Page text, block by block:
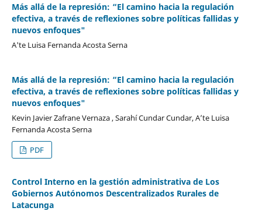
Más allá de la represión: “El camino hacia la regulación
efectiva, a través de reflexiones sobre políticas fallidas y
nuevos enfoques"
A'te Luisa Fernanda Acosta Serna
Más allá de la represión: “El camino hacia la regulación
efectiva, a través de reflexiones sobre políticas fallidas y
nuevos enfoques"
Kevin Javier Zafrane Vernaza , Sarahí Cundar Cundar, A’te Luisa
Fernanda Acosta Serna
PDF
Control Interno en la gestión administrativa de Los
Gobiernos Autónomos Descentralizados Rurales de
Latacunga